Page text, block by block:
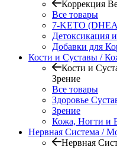
Коррекция
Все товары
7-KETO
Детоксикация
Добавки для
Кости и Суставы /
Кости и
Зрение
Все товары
Здоровье
Зрение
Кожа, Ногти и
Нервная Система /
Нервная